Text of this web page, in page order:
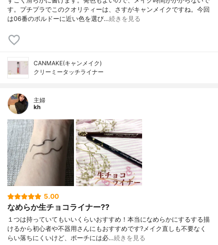
す。プチプラでこのクオリティーは、さすがキャンメイクですね。今回
は06番のボルドーに近い色を選び…続きを見る
CANMAKE(キャンメイク)
クリーミータッチライナー
主婦
kh
5.00
なめらか生チョコライナー??
１つは持っていてもいいくらいおすすめ！本当になめらかにするする描
けるから初心者や不器用さんにもおすすめです?メイク直しも不要なく
らい落ちにくいけど、ポーチには必…続きを見る